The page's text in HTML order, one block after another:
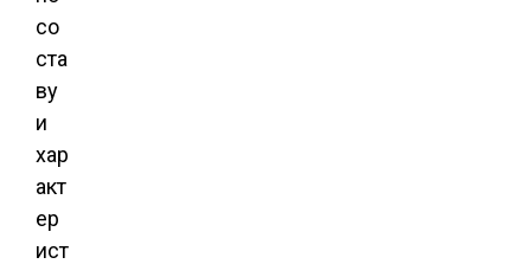
со
ста
ву
и
хар
акт
ер
ист